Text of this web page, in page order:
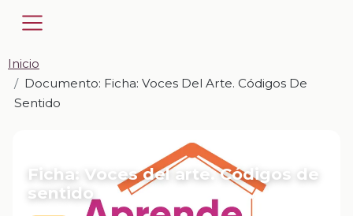
Inicio
Documento: Ficha: Voces Del Arte. Códigos De
Sentido
Ficha: Voces del arte. Códigos de
sentido